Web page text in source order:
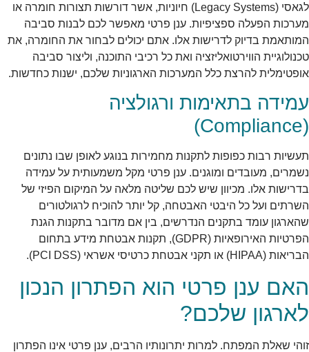
לגאסי (Legacy Systems) חיוניות, אשר דורשות תצורות חומרה או
מערכות הפעלה ספציפיות. ענן פרטי מאפשר לכם לבנות סביבה
המותאמת בדיוק לדרישות אלו. אתם יכולים לבחור את החומרה, את
טכנולוגיית הווירטואליזציה ואת כל רכיבי התוכנה, וליצור סביבה
אופטימלית להרצת כלל המערכות הארגוניות שלכם, ישנות כחדשות.
עמידה בתאימות ורגולציה
(Compliance)
תעשיות רבות כפופות לתקנות מחמירות בנוגע לאופן שבו נתונים
נשמרים, מעובדים ומוגנים. ענן פרטי מקל משמעותית על עמידה
בדרישות אלו. מכיוון שיש לכם שליטה מלאה על המיקום הפיזי של
השרתים ועל כל היבטי האבטחה, קל יותר להוכיח לרגולטורים
שהארגון עומד בתקנים הנדרשים, בין אם מדובר בתקנות הגנת
הפרטיות האירופאיות (GDPR), תקנות אבטחת מידע בתחום
הבריאות (HIPAA) או תקני אבטחת כרטיסי אשראי (PCI DSS).
האם ענן פרטי הוא הפתרון הנכון
לארגון שלכם?
זוהי שאלת המפתח. למרות יתרונותיו הרבים, ענן פרטי אינו הפתרון